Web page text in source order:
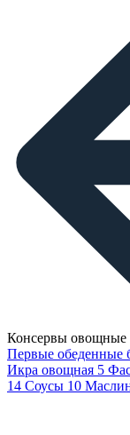
Консервы овощные
Первые обеденные
Икра овощная 5
14 Соусы 10